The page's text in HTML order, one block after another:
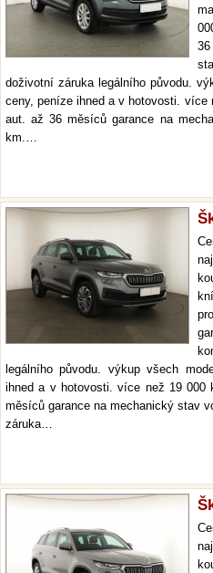
doživotní záruka legálního původu.
ceny, peníze ihned a v hotovosti. více
aut. až 36 měsíců garance na
km.…
legálního původu. výkup všech
ihned a v hotovosti. více než 19 000
měsíců garance na mechanický stav
záruka…